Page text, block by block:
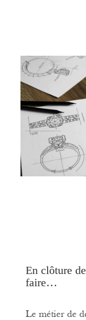
En clôture
faire…
Le métier de